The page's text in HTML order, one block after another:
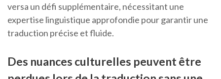
versa un défi supplémentaire, nécessitant une
expertise linguistique approfondie pour garantir une
traduction précise et fluide.
Des nuances culturelles peuvent être